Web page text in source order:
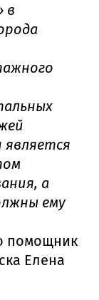
в
а
ему
помощник
Елена